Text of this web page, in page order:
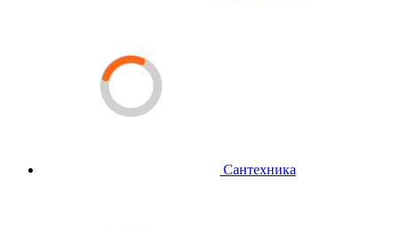
Сантехника